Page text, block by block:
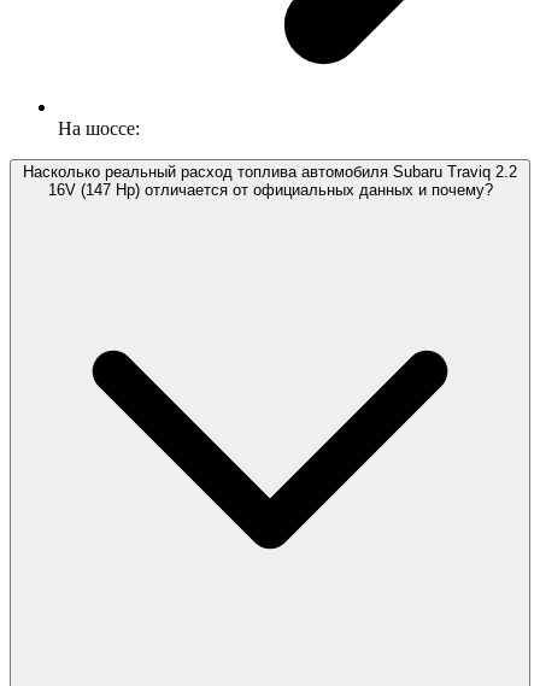
На шоссе:
Насколько реальный расход топлива автомобиля Subaru Traviq 2.2
16V (147 Hp) отличается от официальных данных и почему?